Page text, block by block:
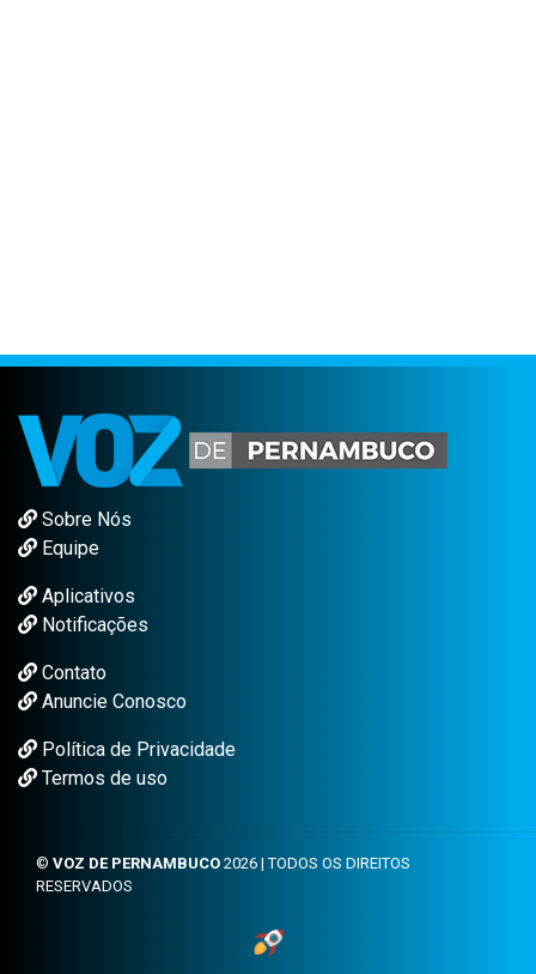
Sobre Nós
Equipe
Aplicativos
Notificações
Contato
Anuncie Conosco
Política de Privacidade
Termos de uso
© VOZ DE PERNAMBUCO 2026 | TODOS OS DIREITOS
RESERVADOS